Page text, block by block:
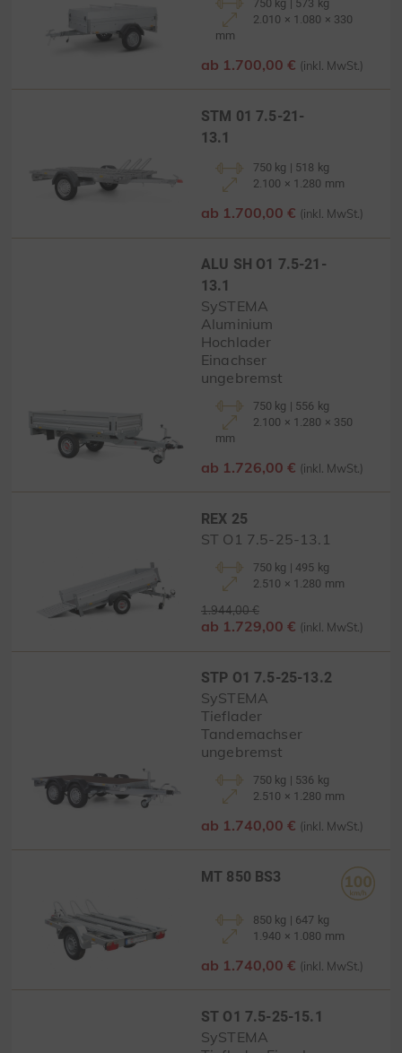
750 kg | 573 kg
2.010 × 1.080 × 330
mm
ab 1.700,00 € (inkl. MwSt.)
STM 01 7.5-21-
13.1
750 kg | 518 kg
2.100 × 1.280 mm
ab 1.700,00 € (inkl. MwSt.)
ALU SH O1 7.5-21-
13.1
SySTEMA
Aluminium
Hochlader
Einachser
ungebremst
750 kg | 556 kg
2.100 × 1.280 × 350
mm
ab 1.726,00 € (inkl. MwSt.)
REX 25
ST O1 7.5-25-13.1
750 kg | 495 kg
2.510 × 1.280 mm
1.944,00 €
ab 1.729,00 € (inkl. MwSt.)
STP O1 7.5-25-13.2
SySTEMA
Tieflader
Tandemachser
ungebremst
750 kg | 536 kg
2.510 × 1.280 mm
ab 1.740,00 € (inkl. MwSt.)
MT 850 BS3
850 kg | 647 kg
1.940 × 1.080 mm
ab 1.740,00 € (inkl. MwSt.)
ST O1 7.5-25-15.1
SySTEMA